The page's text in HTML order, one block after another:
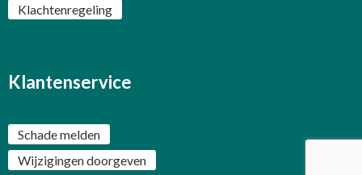
Klachtenregeling
Klantenservice
Schade melden
Wijzigingen doorgeven